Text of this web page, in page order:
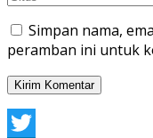
Simpan nama,
peramban ini untuk